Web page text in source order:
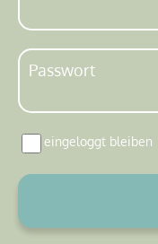
Passwort
eingeloggt bleiben